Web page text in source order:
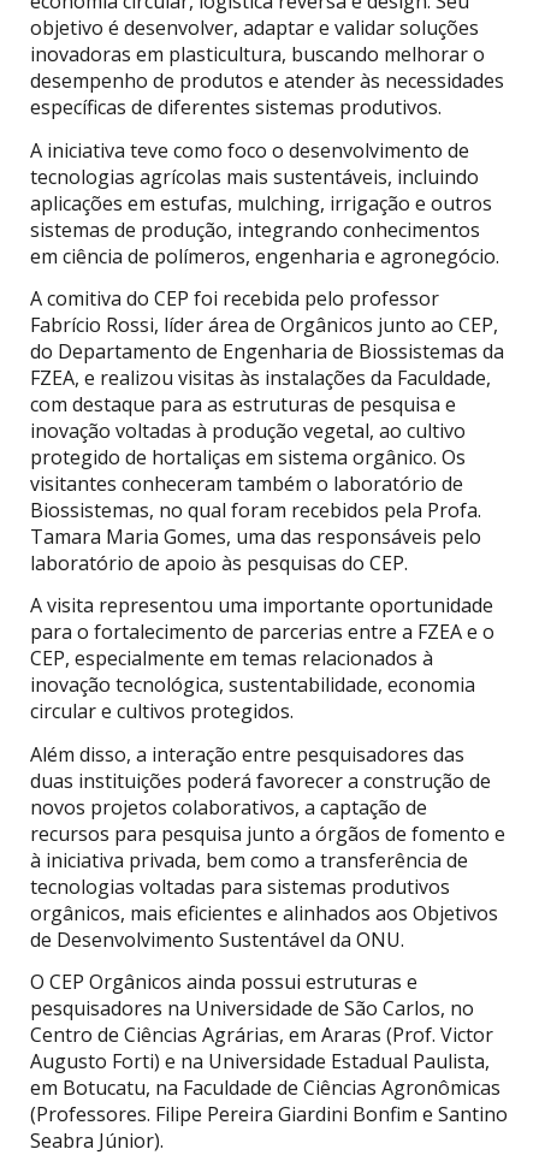
objetivo é desenvolver, adaptar e validar soluções
inovadoras em plasticultura, buscando melhorar o
desempenho de produtos e atender às necessidades
específicas de diferentes sistemas produtivos.
A iniciativa teve como foco o desenvolvimento de
tecnologias agrícolas mais sustentáveis, incluindo
aplicações em estufas, mulching, irrigação e outros
sistemas de produção, integrando conhecimentos
em ciência de polímeros, engenharia e agronegócio.
A comitiva do CEP foi recebida pelo professor
Fabrício Rossi, líder área de Orgânicos junto ao CEP,
do Departamento de Engenharia de Biossistemas da
FZEA, e realizou visitas às instalações da Faculdade,
com destaque para as estruturas de pesquisa e
inovação voltadas à produção vegetal, ao cultivo
protegido de hortaliças em sistema orgânico. Os
visitantes conheceram também o laboratório de
Biossistemas, no qual foram recebidos pela Profa.
Tamara Maria Gomes, uma das responsáveis pelo
laboratório de apoio às pesquisas do CEP.
A visita representou uma importante oportunidade
para o fortalecimento de parcerias entre a FZEA e o
CEP, especialmente em temas relacionados à
inovação tecnológica, sustentabilidade, economia
circular e cultivos protegidos.
Além disso, a interação entre pesquisadores das
duas instituições poderá favorecer a construção de
novos projetos colaborativos, a captação de
recursos para pesquisa junto a órgãos de fomento e
à iniciativa privada, bem como a transferência de
tecnologias voltadas para sistemas produtivos
orgânicos, mais eficientes e alinhados aos Objetivos
de Desenvolvimento Sustentável da ONU.
O CEP Orgânicos ainda possui estruturas e
pesquisadores na Universidade de São Carlos, no
Centro de Ciências Agrárias, em Araras (Prof. Victor
Augusto Forti) e na Universidade Estadual Paulista,
em Botucatu, na Faculdade de Ciências Agronômicas
(Professores. Filipe Pereira Giardini Bonfim e Santino
Seabra Júnior).